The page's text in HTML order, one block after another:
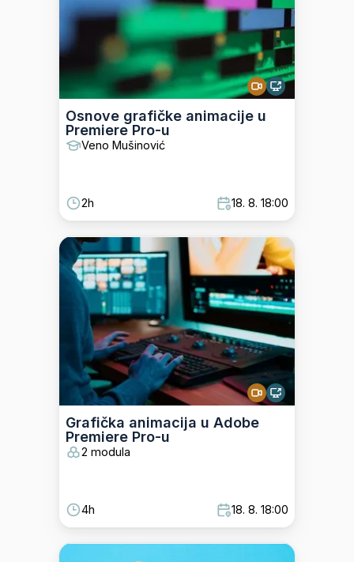
Osnove grafičke animacije u
Premiere Pro-u
Veno Mušinović
2h 18. 8. 18:00
Grafička animacija u Adobe
Premiere Pro-u
2 modula
4h 18. 8. 18:00